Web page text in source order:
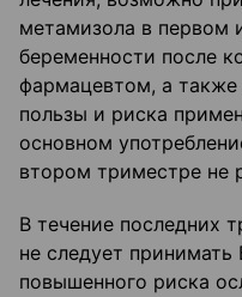
метамизола в первом
беременности после
фармацевтом, а
пользы и риска
основном
втором триместре не
В течение последних
не следует принимать
повышенного риска